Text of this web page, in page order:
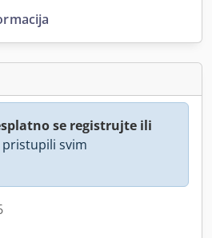
se registrujte ili
svim